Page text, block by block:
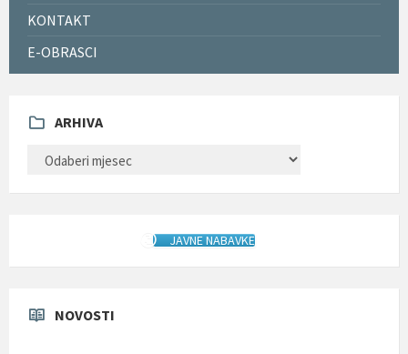
KONTAKT
E-OBRASCI
ARHIVA
JAVNE NABAVKE
NOVOSTI